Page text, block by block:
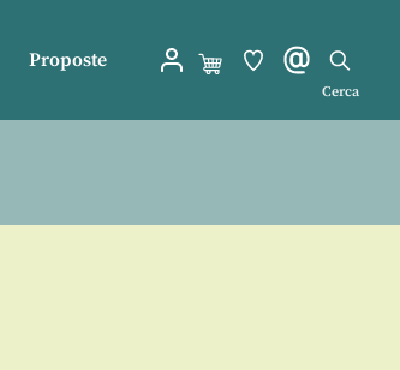
Proposte
Cerca